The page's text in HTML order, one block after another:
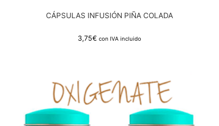
CÁPSULAS INFUSIÓN PIÑA COLADA
3,75€ con IVA incluido